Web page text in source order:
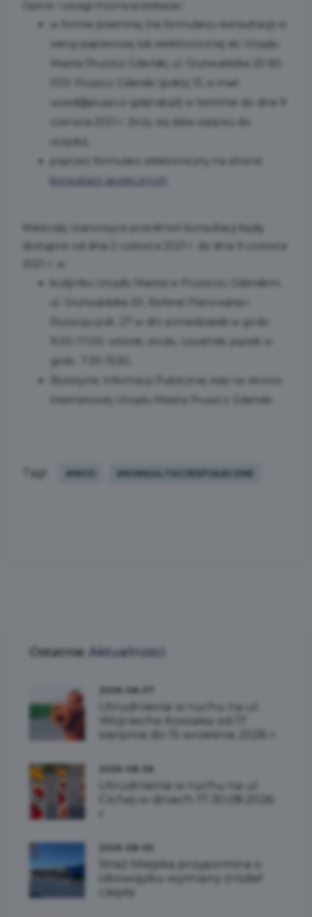
Opinie i uwagi można przekazać:
w formie pisemnej (na formularzu konsultacji) w
wersji papierowej lub elektronicznej do Urzędu
Miasta Pruszcz Gdański, ul. Grunwaldzka 20 83-
000 Pruszcz Gdański (pokój 13, e-mail:
urzad@pruszcz-gdanski.pl) w terminie do dnia 9
czerwca 2021 r. (liczy się data wpływu do
urzędu),
poprzez formularz elektroniczny na stronie
konsultacji społecznych
Materiały stanowiące przedmiot konsultacji będą
dostępne od dnia 2 czerwca 2021 r. do dnia 9 czerwca
budynku Urzędu Miasta w Pruszczu Gdańskim,
ul. Grunwaldzka 20, Referat Planowania i
Rozwoju pok. 27 w dni: poniedziałek w godz.
9:00-17:00; wtorek, środa, czwartek, piątek w
godz. 7:30-15:30,
Biuletynie Informacji Publicznej oraz na stronie
internetowej Urzędu Miasta Pruszcz Gdański.
Tagi: #NGO #KONSULTACJESPOŁECZNE
Ostatnie Aktualności
2026-08-07
Utrudnienia w ruchu na ul.
Wojciecha Kossaka od 17
sierpnia do 15 września 2026 r.
2026-08-06
Utrudnienia w ruchu na ul.
Cichej w dniach 17-30.08.2026
2026-08-05
Straż Miejska przypomina o
obowiązku wymiany źródeł
ciepła